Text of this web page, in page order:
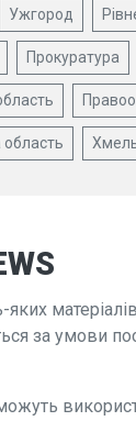
Ужгород
Прокуратура
область
за умови